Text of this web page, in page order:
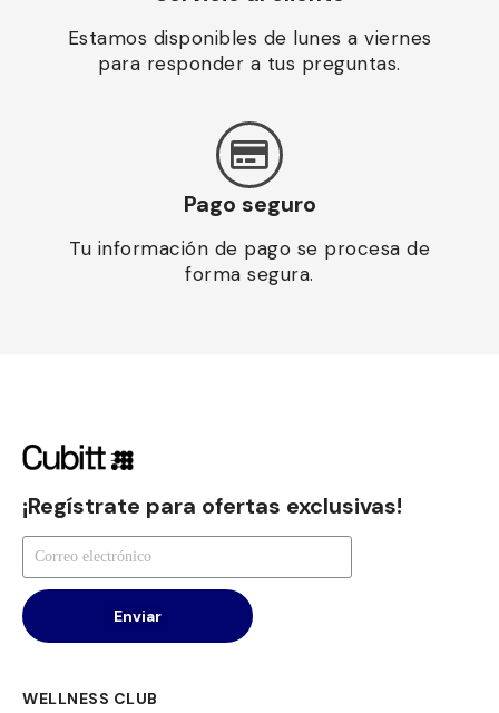
Estamos disponibles de lunes a viernes
para responder a tus preguntas.
Pago seguro
Tu información de pago se procesa de
forma segura.
¡Regístrate para ofertas exclusivas!
Enviar
WELLNESS CLUB